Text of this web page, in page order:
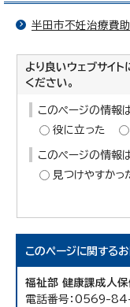
半田市不妊治療費
より良いウェブサイ
ください。
このページの情報
役に立った
このページの情報
見つけやすかっ
このページに関する
福祉部 健康課成人保
電話番号：0569-